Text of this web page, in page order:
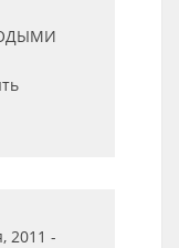
2011 -